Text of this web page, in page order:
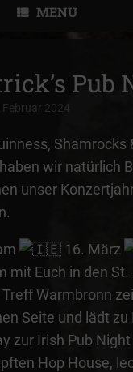
MENU
Pub
Februar 2024
Shamrocks
wir natürlich
unser
16. März
mit Euch in den St.
Treff Warmbronn
Seite und lädt zu
zur Irish Pub
Hop House,